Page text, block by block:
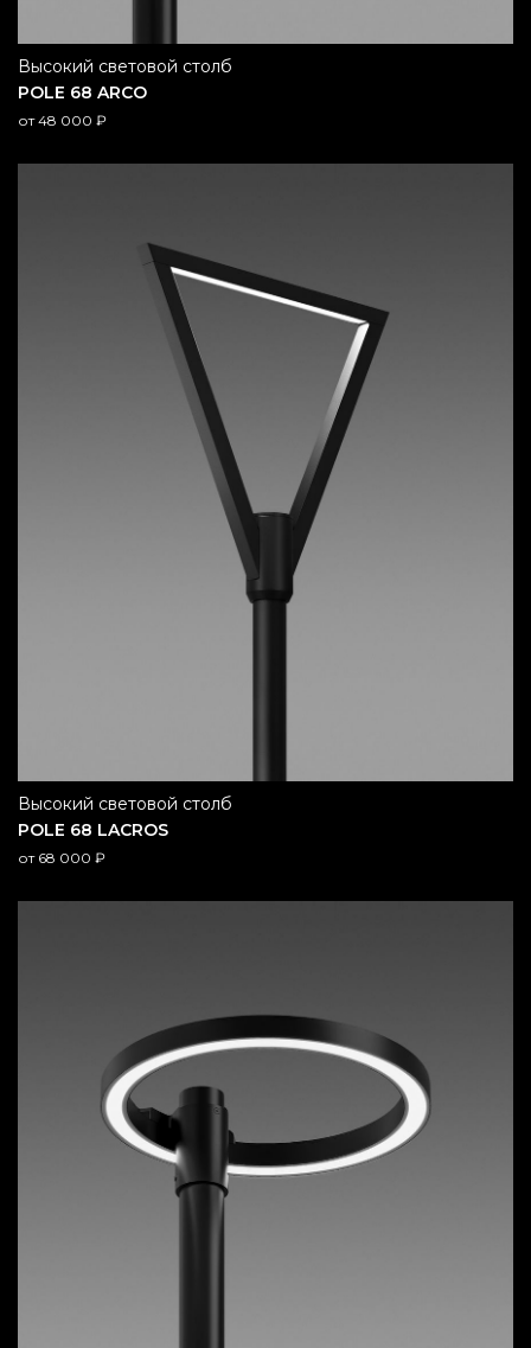
POLE 68 ARCO
высокий световой столб
от48 000 ₽
POLE 68 LACROS
высокий световой столб
от 68 000 ₽